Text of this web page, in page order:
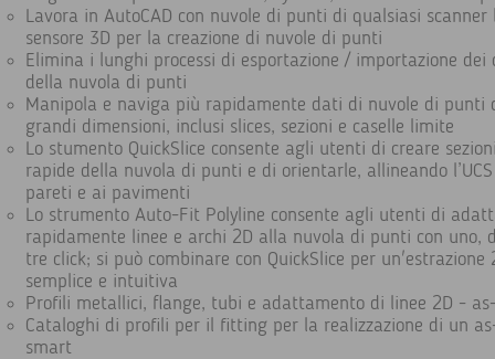
Lavora in AutoCAD con nuvole di punti di qualsiasi scanner
sensore 3D per la creazione di nuvole di punti
Elimina i lunghi processi di esportazione / importazione dei
della nuvola di punti
Manipola e naviga più rapidamente dati di nuvole di punti
grandi dimensioni, inclusi slices, sezioni e caselle limite
Lo stumento QuickSlice consente agli utenti di creare
rapide della nuvola di punti e di orientarle, allineando
pareti e ai pavimenti
Lo strumento Auto-Fit Polyline consente agli utenti di
rapidamente linee e archi 2D alla nuvola di punti con uno,
tre click; si può combinare con QuickSlice per un'estrazione
semplice e intuitiva
Profili metallici, flange, tubi e adattamento di linee 2D -
Cataloghi di profili per il fitting per la realizzazione di un
smart